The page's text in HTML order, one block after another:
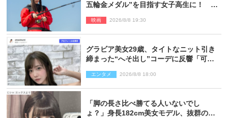
五輪金メダル”を目指す女子高生に！ 映
映画 2026/8/8 19:30
グラビア美女29歳、タイトなニット引き
締まった“へそ出し”コーデに反響「可愛
エンタメ 2026/8/8 18:00
「脚の長さ比べ勝てる人いないでし
ょ？」身長182cm美女モデル、抜群のプ